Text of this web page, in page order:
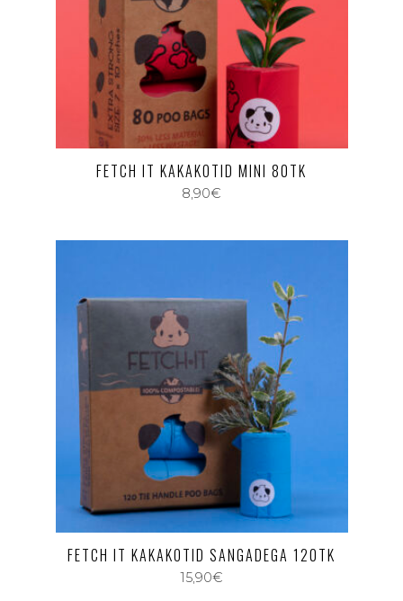
FETCH IT KAKAKOTID MINI 80TK
8,90€
FETCH IT KAKAKOTID SANGADEGA 120TK
15,90€